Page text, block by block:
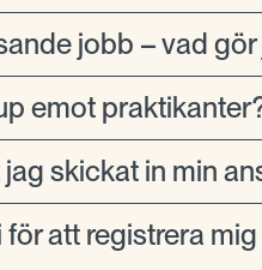
jobb – vad gör
emot
skickat in min
att registrera